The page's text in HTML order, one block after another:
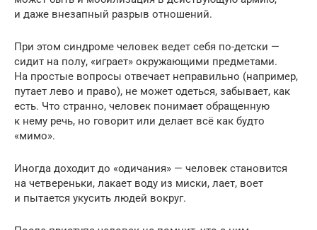
и даже внезапный разрыв отношений.
При этом синдроме человек ведет себя по-детски —
сидит на полу, «играет» окружающими предметами.
На простые вопросы отвечает неправильно (например,
путает лево и право), не может одеться, забывает, как
есть. Что странно, человек понимает обращенную
к нему речь, но говорит или делает всё как будто
«мимо».
Иногда доходит до «одичания» — человек становится
на четвереньки, лакает воду из миски, лает, воет
и пытается укусить людей вокруг.